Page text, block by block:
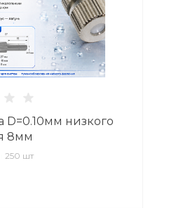
D=0.10мм низкого
8мм
250 шт